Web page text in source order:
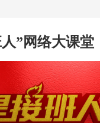
”网络大课堂